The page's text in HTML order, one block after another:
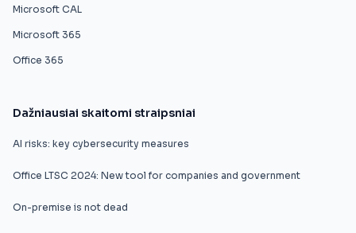
Microsoft CAL
Microsoft 365
Office 365
Dažniausiai skaitomi straipsniai
AI risks: key cybersecurity measures
Office LTSC 2024: New tool for companies and government
On-premise is not dead